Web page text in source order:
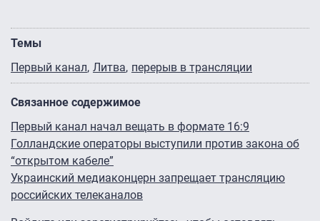
Темы
Первый канал Литва перерыв в трансляции
Связанное содержимое
Первый канал начал вещать в формате 16:9
Голландские операторы выступили против закона об
“открытом кабеле”
Украинский медиаконцерн запрещает трансляцию
российских телеканалов